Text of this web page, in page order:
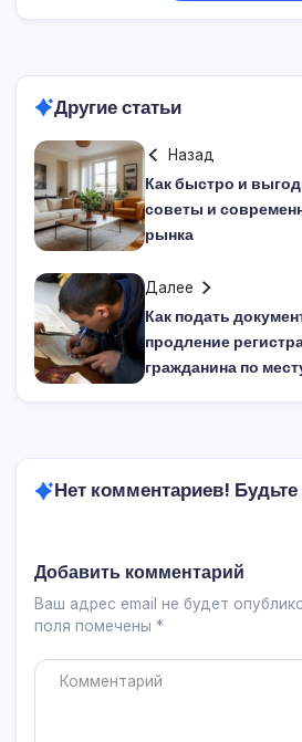
Другие статьи
Назад
Как быстро и
советы и
рынка
Далее
Как подать
продление
гражданина по
Нет комментариев!
Добавить комментарий
Ваш адрес email не будет
поля помечены *